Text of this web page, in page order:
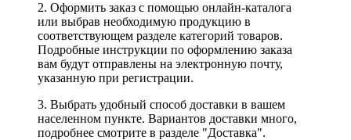
2. Оформить заказ с помощью онлайн-каталога
или выбрав необходимую продукцию в
соответствующем разделе категорий товаров.
Подробные инструкции по оформлению заказа
вам будут отправлены на электронную почту,
указанную при регистрации.
3. Выбрать удобный способ доставки в вашем
населенном пункте. Вариантов доставки много,
подробнее смотрите в разделе "Доставка".